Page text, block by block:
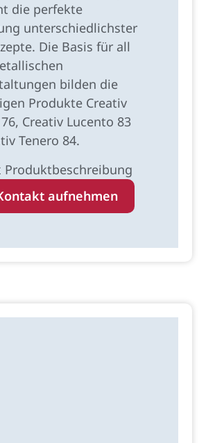
die perfekte
unterschiedlichster
Die Basis für all
bilden die
Produkte Creativ
Creativ Lucento 83
Tenero 84.
Produktbeschreibung
aufnehmen